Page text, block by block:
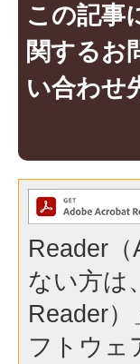
この記事
関するお
い合わせ
Reader
ない方は
Reader
フトウェ